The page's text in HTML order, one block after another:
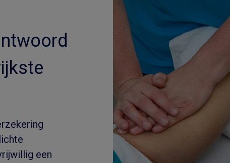
een